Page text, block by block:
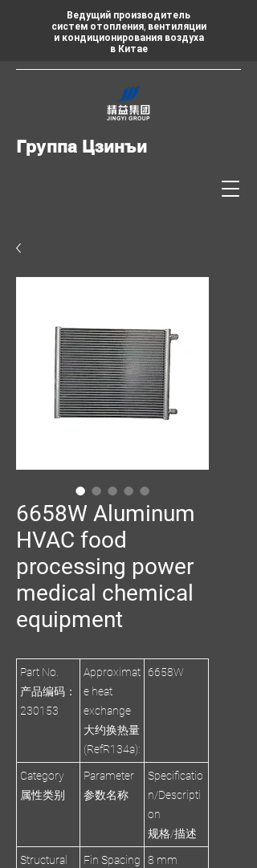
Ведущий производитель
систем отопления, вентиляции
и кондиционирования воздуха
в Китае
Группа Цзинъи
6658W Aluminum
HVAC food
processing power
medical chemical
equipment
Part No.
产品编码：
230153
Approximat
e heat
exchange
大约换热量
(RefR134a):
6658W
Category
属性类别
Parameter
参数名称
Specificatio
n/Descripti
on
规格/描述
Structural
Fin Spacing
8 mm